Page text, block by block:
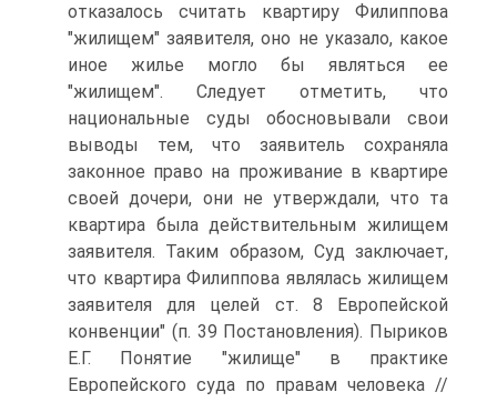
отказалось считать квартиру Филиппова
"жилищем" заявителя, оно не указало, какое
иное жилье могло бы являться ее
"жилищем". Следует отметить, что
национальные суды обосновывали свои
выводы тем, что заявитель сохраняла
законное право на проживание в квартире
своей дочери, они не утверждали, что та
квартира была действительным жилищем
заявителя. Таким образом, Суд заключает,
что квартира Филиппова являлась жилищем
заявителя для целей ст. 8 Европейской
конвенции" (п. 39 Постановления). Пыриков
Е.Г. Понятие "жилище" в практике
Европейского суда по правам человека //